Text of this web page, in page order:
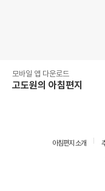
모바일 앱 다운로드
고도원의 아침편지
아침편지 소개